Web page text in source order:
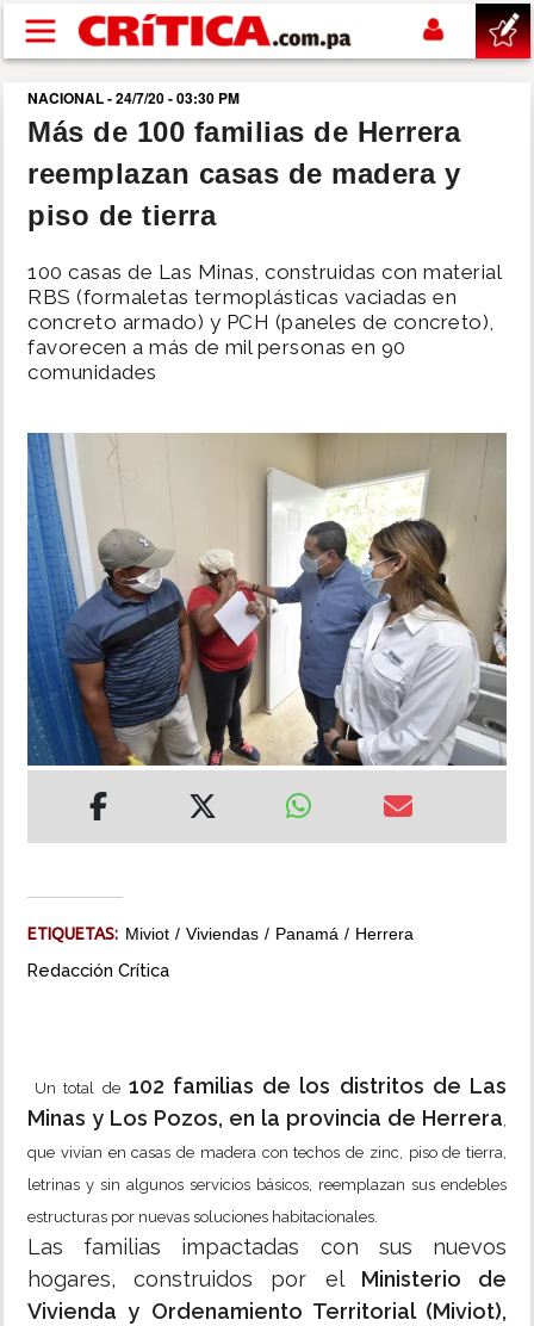
Pasar al contenido principal
buscar
SUCESOS
POLÍTICA
SHOW
DEPORTES
MUNDO
INSÓLITAS
MULTIMEDIA
IMPRESO
NACIONAL - 24/7/20 - 03:30 PM
Más de 100 familias de Herrera
reemplazan casas de madera y
piso de tierra
100 casas de Las Minas, construidas con material
RBS (formaletas termoplásticas vaciadas en
concreto armado) y PCH (paneles de concreto),
favorecen a más de mil personas en 90
comunidades
ETIQUETAS: Miviot Viviendas Panamá Herrera
Redacción Crítica
Un total de102 familias de los distritos de Las
Minas y Los Pozos, en la provincia de Herrera,
que vivían en casas de madera con techos de zinc, piso de tierra,
letrinas y sin algunos servicios básicos, reemplazan sus endebles
estructuras por nuevas soluciones habitacionales.
Las familias impactadas con sus nuevos
hogares, construidos por elMinisterio de
Vivienda y Ordenamiento Territorial (Miviot),